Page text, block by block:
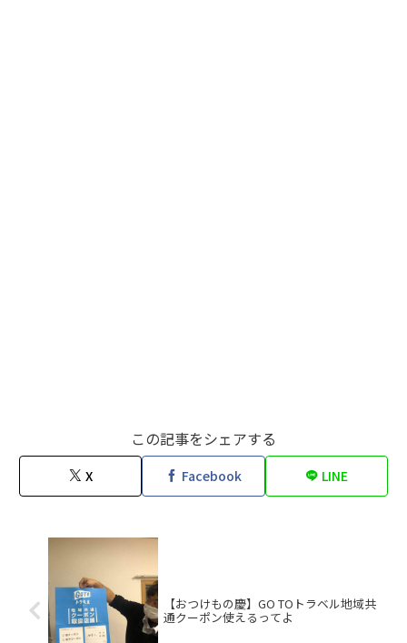
この記事をシェアする
X Facebook LINE
【おつけもの慶】GO TOトラベル地域共
通クーポン使えるってよ